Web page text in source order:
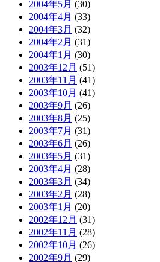
2004年5月 (30)
2004年4月 (33)
2004年3月 (32)
2004年2月 (31)
2004年1月 (30)
2003年12月 (51)
2003年11月 (41)
2003年10月 (41)
2003年9月 (26)
2003年8月 (25)
2003年7月 (31)
2003年6月 (26)
2003年5月 (31)
2003年4月 (28)
2003年3月 (34)
2003年2月 (28)
2003年1月 (20)
2002年12月 (31)
2002年11月 (28)
2002年10月 (26)
2002年9月 (29)